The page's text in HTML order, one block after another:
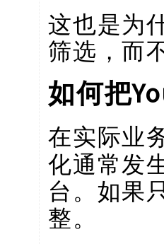
这也是为
筛选，而
如何把
在实际业
化通常发
台。如果
整。